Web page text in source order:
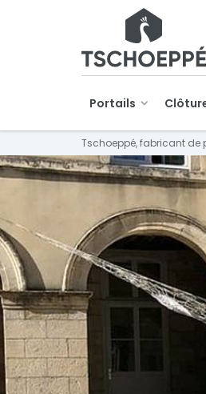
Portails
Tschoeppé, fabricant de